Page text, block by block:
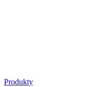
Produkty